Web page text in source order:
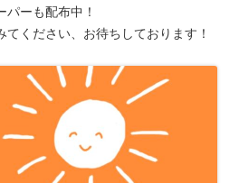
ーも配布中！
ください、お待ちしております！